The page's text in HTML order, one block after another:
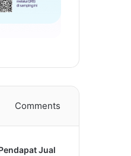
Comments
Jual